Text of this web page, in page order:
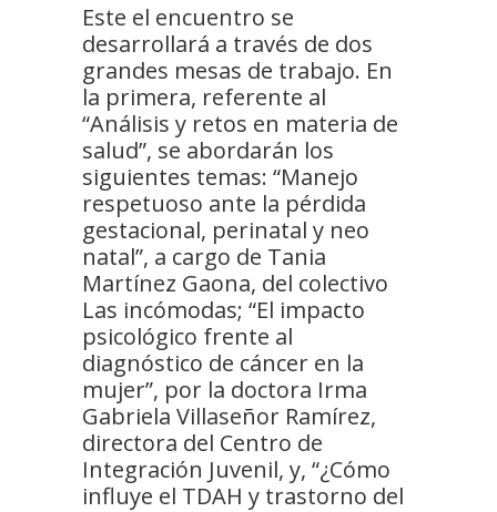
Este el encuentro se
desarrollará a través de dos
grandes mesas de trabajo. En
la primera, referente al
“Análisis y retos en materia de
salud”, se abordarán los
siguientes temas: “Manejo
respetuoso ante la pérdida
gestacional, perinatal y neo
natal”, a cargo de Tania
Martínez Gaona, del colectivo
Las incómodas; “El impacto
psicológico frente al
diagnóstico de cáncer en la
mujer”, por la doctora Irma
Gabriela Villaseñor Ramírez,
directora del Centro de
Integración Juvenil, y, “¿Cómo
influye el TDAH y trastorno del